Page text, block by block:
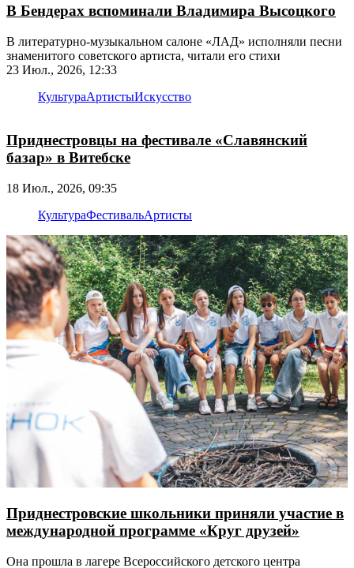
В Бендерах вспоминали Владимира Высоцкого
В литературно-музыкальном салоне «ЛАД» исполняли песни
знаменитого советского артиста, читали его стихи
23 Июл., 2026, 12:33
КультураАртистыИскусство
Приднестровцы на фестивале «Славянский
базар» в Витебске
18 Июл., 2026, 09:35
КультураФестивальАртисты
Приднестровские школьники приняли участие в
международной программе «Круг друзей»
Она прошла в лагере Всероссийского детского центра